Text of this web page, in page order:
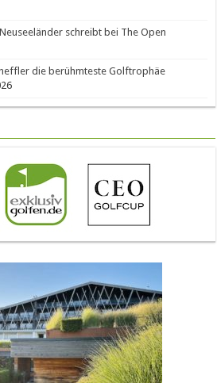
schreibt bei The Open
die berühmteste Golftrophäe